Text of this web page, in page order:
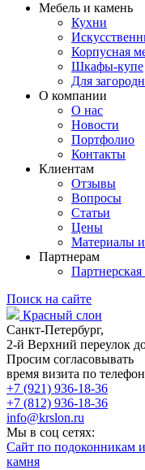
Мебель и камень
Кухни
Корпусная
Шкафы-купе
Для
О компании
О нас
Новости
Портфолио
Контакты
Клиентам
Отзывы
Вопросы
Статьи
Цены
Материалы
Партнерам
Поиск на сайте
Красный слон
Санкт-Петербург,
2-й Верхний переулок
Просим согласовывать
время визита по
+7 (921) 936-18-36
+7 (812) 936-18-36
info@krslon.ru
Мы в соц сетях:
Сайт по подоконникам
камня